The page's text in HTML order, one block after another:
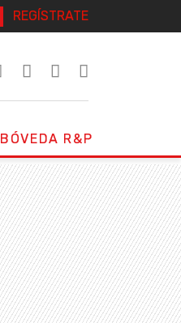
REGÍSTRATE
BÓVEDA R&P